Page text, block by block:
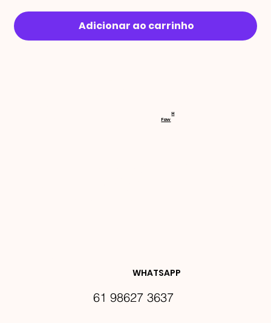
Adicionar ao carrinho
RECEBA
DES E
WHATSAPP
61 98627 3637
Faw
H